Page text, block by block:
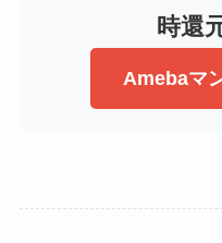
時還
Amebaマ